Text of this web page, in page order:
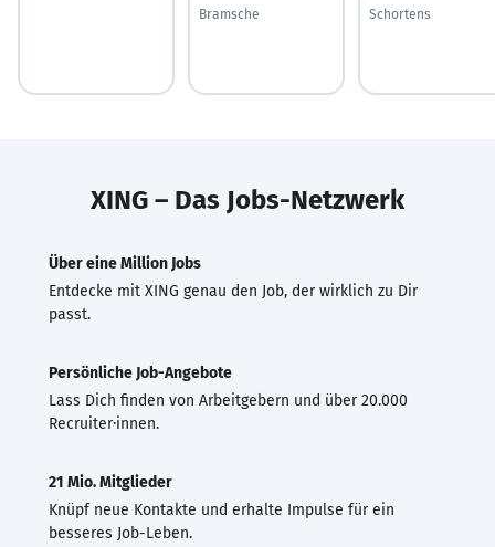
Bramsche
Schortens
XING – Das Jobs-Netzwerk
Über eine Million Jobs
Entdecke mit XING genau den Job, der wirklich zu Dir
passt.
Persönliche Job-Angebote
Lass Dich finden von Arbeitgebern und über 20.000
Recruiter·innen.
21 Mio. Mitglieder
Knüpf neue Kontakte und erhalte Impulse für ein
besseres Job-Leben.